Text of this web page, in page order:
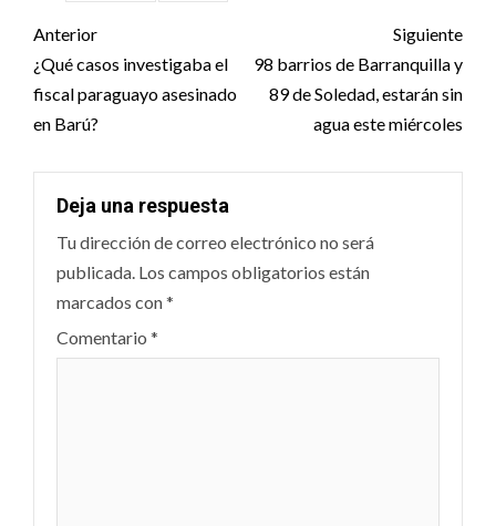
Post
navigation
Anterior
¿Qué casos investigaba el
fiscal paraguayo asesinado
en Barú?
Siguiente
98 barrios de Barranquilla y
89 de Soledad, estarán sin
agua este miércoles
Deja una respuesta
Tu dirección de correo electrónico no será
publicada. Los campos obligatorios están
marcados con*
Comentario *